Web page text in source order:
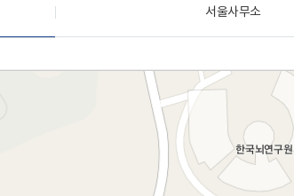
서울사무소